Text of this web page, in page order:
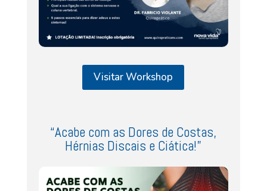
Visitar Workshop
“Acabe com as Dores de Costas,
Hérnias Discais e Ciática!”